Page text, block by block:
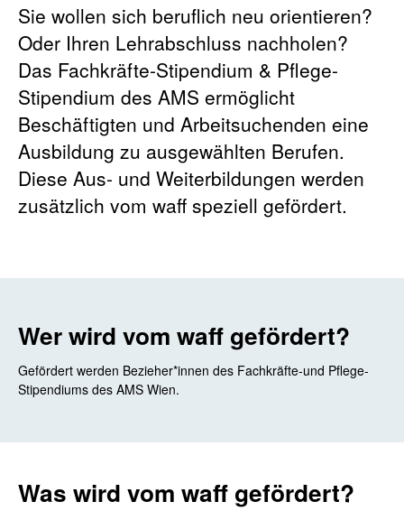
Sie wollen sich beruflich neu orientieren?
Oder Ihren Lehrabschluss nachholen?
Das Fachkräfte-Stipendium & Pflege-
Stipendium des AMS ermöglicht
Beschäftigten und Arbeitsuchenden eine
Ausbildung zu ausgewählten Berufen.
Diese Aus- und Weiterbildungen werden
zusätzlich vom waff speziell gefördert.
Wer wird vom waff gefördert?
Gefördert werden Bezieher*innen des Fachkräfte-und Pflege-
Stipendiums des AMS Wien.
Was wird vom waff gefördert?